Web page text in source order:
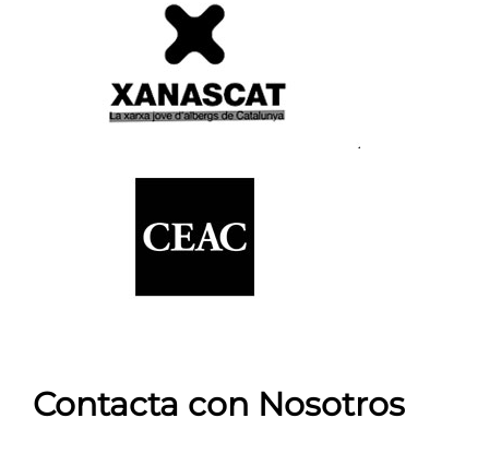
Contacta con Nosotros